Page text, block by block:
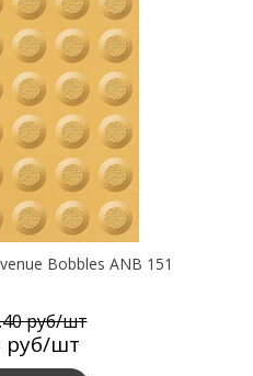
Bobbles ANB 151
руб/шт
руб/шт